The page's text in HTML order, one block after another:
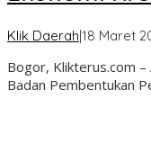
Klik Daerah|18 Maret
Bogor, Klikterus.com
Badan Pembentukan